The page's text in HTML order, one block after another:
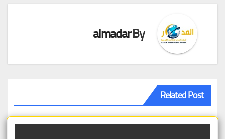
By
almadar
Related Post